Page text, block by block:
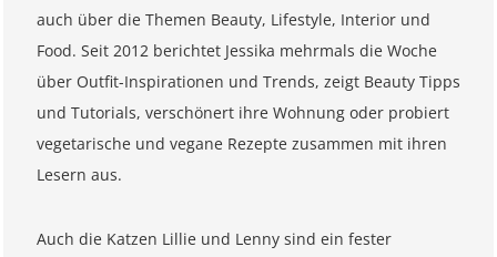
auch über die Themen Beauty, Lifestyle, Interior und
Food. Seit 2012 berichtet Jessika mehrmals die Woche
über Outfit-Inspirationen und Trends, zeigt Beauty Tipps
und Tutorials, verschönert ihre Wohnung oder probiert
vegetarische und vegane Rezepte zusammen mit ihren
Lesern aus.
Auch die Katzen Lillie und Lenny sind ein fester